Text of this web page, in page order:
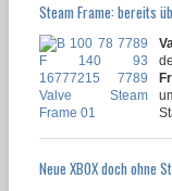
Steam Frame: bereits
Neue XBOX doch